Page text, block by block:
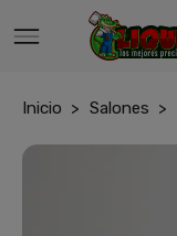
Inicio Salones